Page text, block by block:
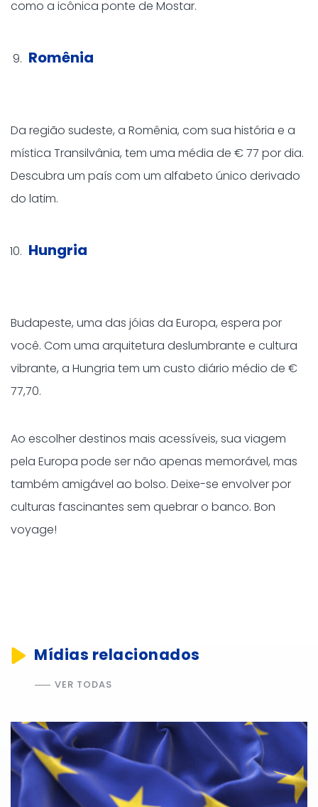
como a icônica ponte de Mostar.
Romênia
Da região sudeste, a Romênia, com sua história e a
mística Transilvânia, tem uma média de € 77 por dia.
Descubra um país com um alfabeto único derivado
do latim.
Hungria
Budapeste, uma das jóias da Europa, espera por
você. Com uma arquitetura deslumbrante e cultura
vibrante, a Hungria tem um custo diário médio de €
77,70.
Ao escolher destinos mais acessíveis, sua viagem
pela Europa pode ser não apenas memorável, mas
também amigável ao bolso. Deixe-se envolver por
culturas fascinantes sem quebrar o banco. Bon
voyage!
Mídias relacionados
VER TODAS